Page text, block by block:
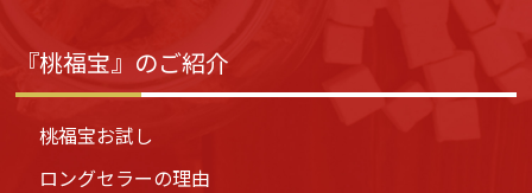
『桃福宝』のご紹介
桃福宝お試し
ロングセラーの理由